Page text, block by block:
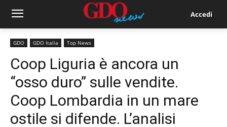
Accedi
GDO GDO Italia Top News
Coop Liguria è ancora un
“osso duro” sulle vendite.
Coop Lombardia in un mare
ostile si difende. L’analisi